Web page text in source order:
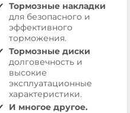
Тормозные накладки
для безопасного и
эффективного
торможения.
Тормозные диски
долговечность и
высокие
эксплуатационные
характеристики.
И многое другое.